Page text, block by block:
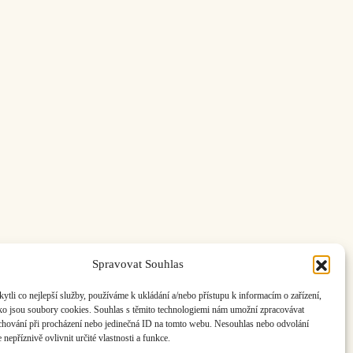
Spravovat Souhlas
co nejlepší služby, používáme k ukládání a/nebo přístupu k informacím o zařízení,
jsou soubory cookies. Souhlas s těmito technologiemi nám umožní zpracovávat
při procházení nebo jedinečná ID na tomto webu. Nesouhlas nebo odvolání
nepříznivě ovlivnit určité vlastnosti a funkce.